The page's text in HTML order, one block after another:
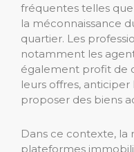
fréquentes telles
la méconnaissance
quartier. Les
notamment les
également profit de
leurs offres,
proposer des biens
Dans ce contexte, la
plateformes